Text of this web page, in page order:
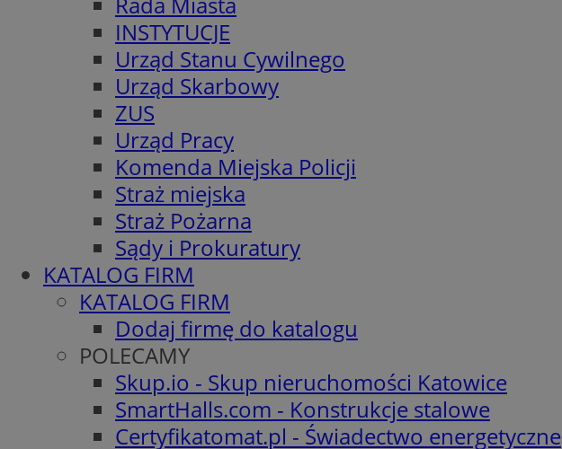
INSTYTUCJE
Urząd Stanu Cywilnego
Urząd Skarbowy
ZUS
Urząd Pracy
Komenda Miejska Policji
Straż miejska
Straż Pożarna
Sądy i Prokuratury
KATALOG FIRM
KATALOG FIRM
Dodaj firmę do katalogu
POLECAMY
Skup.io - Skup nieruchomości Katowice
SmartHalls.com - Konstrukcje stalowe
Certyfikatomat.pl - Świadectwo energetyczne